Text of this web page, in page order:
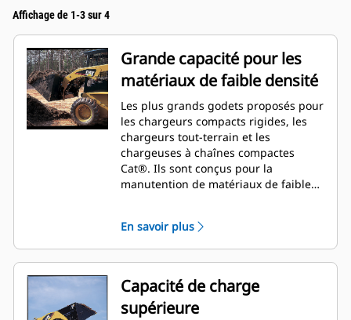
Affichage de 1-3 sur 4
Grande capacité pour les
matériaux de faible densité
Les plus grands godets proposés pour
les chargeurs compacts rigides, les
chargeurs tout-terrain et les
chargeuses à chaînes compactes
Cat®. Ils sont conçus pour la
manutention de matériaux de faible
engrais, l'alimentation du bétail et la
neige.
En savoir plus
Capacité de charge
supérieure